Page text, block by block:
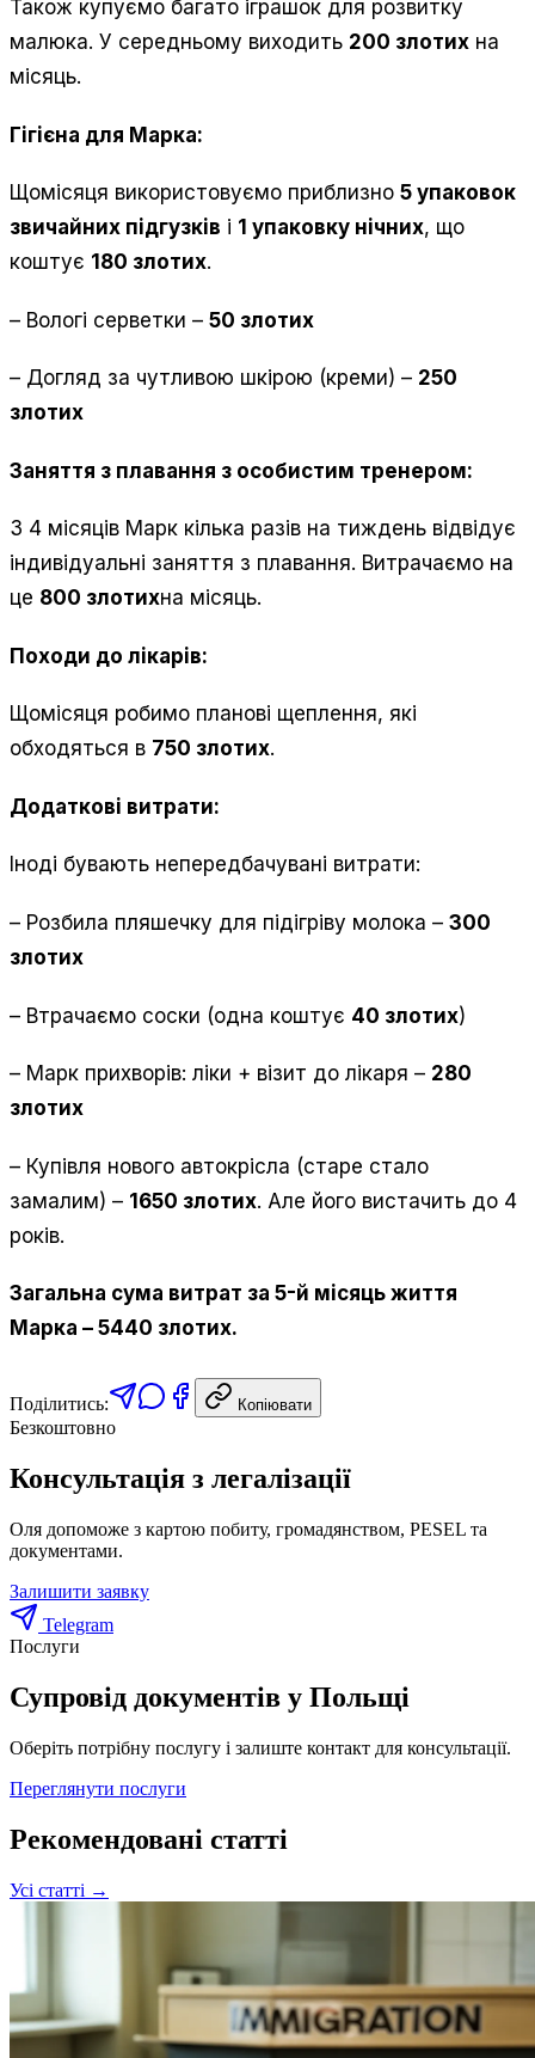
Також купуємо багато іграшок для розвитку
малюка. У середньому виходить 200 злотих на
місяць.
Гігієна для Марка:
Щомісяця використовуємо приблизно 5 упаковок
звичайних підгузків і 1 упаковку нічних, що
коштує 180 злотих.
– Вологі серветки – 50 злотих
– Догляд за чутливою шкірою (креми) – 250
злотих
Заняття з плавання з особистим тренером:
З 4 місяців Марк кілька разів на тиждень відвідує
індивідуальні заняття з плавання. Витрачаємо на
це 800 злотихна місяць.
Походи до лікарів:
Щомісяця робимо планові щеплення, які
обходяться в 750 злотих.
Додаткові витрати:
Іноді бувають непередбачувані витрати:
– Розбила пляшечку для підігріву молока – 300
злотих
– Втрачаємо соски (одна коштує 40 злотих)
– Марк прихворів: ліки + візит до лікаря – 280
злотих
– Купівля нового автокрісла (старе стало
замалим) – 1650 злотих. Але його вистачить до 4
років.
Загальна сума витрат за 5-й місяць життя
Марка – 5440 злотих.
Поділитись: Копіювати
Безкоштовно
Консультація з легалізації
Оля допоможе з картою побиту, громадянством, PESEL та
документами.
Залишити заявку
Telegram
Послуги
Супровід документів у Польщі
Оберіть потрібну послугу і залиште контакт для консультації.
Переглянути послуги
Рекомендовані статті
Усі статті →